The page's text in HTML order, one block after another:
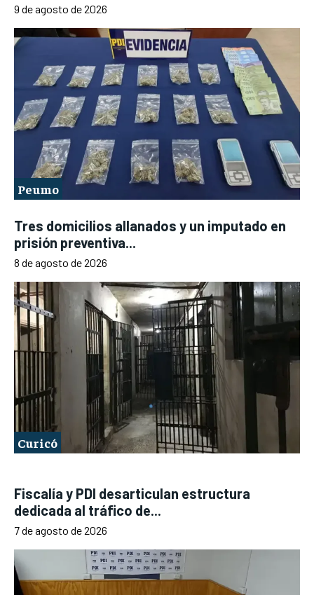
9 de agosto de 2026
Peumo
Tres domicilios allanados y un imputado en
prisión preventiva...
8 de agosto de 2026
Curicó
Fiscalía y PDI desarticulan estructura
dedicada al tráfico de...
7 de agosto de 2026